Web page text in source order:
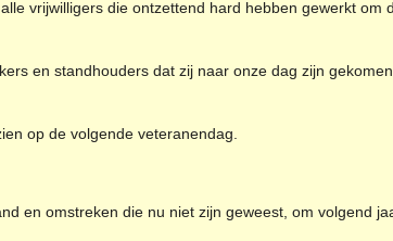
vrijwilligers die ontzettend hard hebben gewerkt om
en standhouders dat zij naar onze dag zijn
op de volgende veteranendag.
en omstreken die nu niet zijn geweest, om volgend